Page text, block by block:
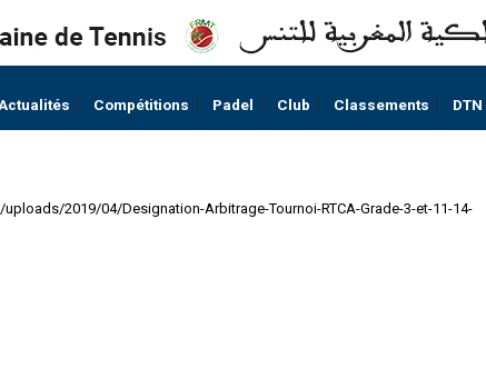
Compétitions Padel Club Classements DTN
2019/04/Designation-Arbitrage-Tournoi-RTCA-Grade-3-et-11-14-